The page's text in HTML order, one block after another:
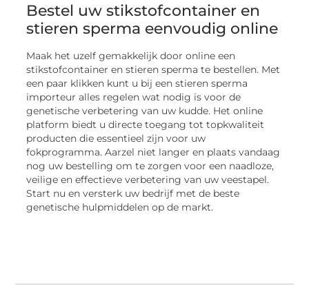
Bestel uw stikstofcontainer en
stieren sperma eenvoudig online
Maak het uzelf gemakkelijk door online een
stikstofcontainer en stieren sperma te bestellen. Met
een paar klikken kunt u bij een stieren sperma
importeur alles regelen wat nodig is voor de
genetische verbetering van uw kudde. Het online
platform biedt u directe toegang tot topkwaliteit
producten die essentieel zijn voor uw
fokprogramma. Aarzel niet langer en plaats vandaag
nog uw bestelling om te zorgen voor een naadloze,
veilige en effectieve verbetering van uw veestapel.
Start nu en versterk uw bedrijf met de beste
genetische hulpmiddelen op de markt.